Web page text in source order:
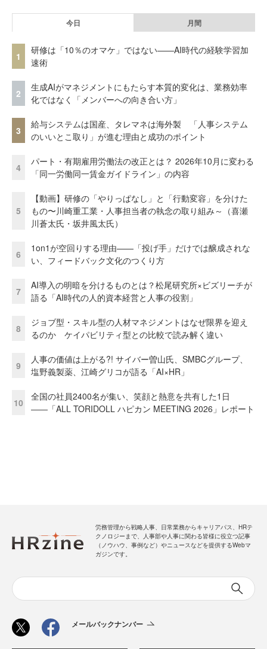
今日 月間
1
研修は「10％のオマケ」ではない——AI時代の経験学習加
速術
2
生成AIがマネジメントにもたらす本質的変化は、業務効率
化ではなく「メンバーへの向き合い方」
3
給与システムは国産、タレマネは海外製 「人事システム
のいいとこ取り」が進む理由と成功のポイント
4
パート・有期雇用労働法の改正とは？ 2026年10月に変わる
「同一労働同一賃金ガイドライン」の内容
5
【動画】研修の「やりっぱなし」と「行動変容」を分けた
もの〜川崎重工業・人事担当者の執念の取り組み～（喜瀬
川蒼太氏・坂井風太氏）
6
1on1が空回りする理由——「投げ手」だけでは醸成されな
い、フィードバック文化のつくり方
7
AI導入の明暗を分けるものとは？松尾研究所×ビズリーチが
語る「AI時代の人的資本経営と人事の役割」
8
ジョブ型・スキル型の人材マネジメントはなぜ限界を迎え
るのか ケイパビリティ型との比較で読み解く違い
9
人事の価値は上がる?! サイバー曽山氏、SMBCグループ、
塩野義製薬、江崎グリコが語る「AI×HR」
10
全国の社員2400名が集い、笑顔と熱意を共有した1日
――「ALL TORIDOLL ハピカン MEETING 2026」レポート
労務管理から戦略人事、日常業務からキャリアパス、HRテ
クノロジーまで、人事部や人事に関わる皆様に役立つ記事
（ノウハウ、事例など）やニュースなどを提供するWebマ
ガジンです。
メールバックナンバー